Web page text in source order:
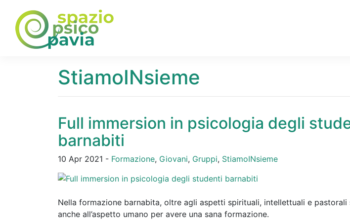
StiamoINsieme
Full immersion in psicologia degli
barnabiti
10 Apr 2021 - Formazione, Giovani, Gruppi, StiamoINsieme
Nella formazione barnabita, oltre agli aspetti spirituali, intellettuali e
anche all’aspetto umano per avere una sana formazione.